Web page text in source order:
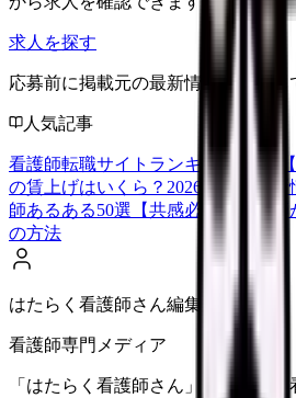
求人を探す
応募前に掲載元の最新情報を確認し
人気記事
看護師転職サイトランキングTOP5【
の賃上げはいくら？2026年度の最
師あるある50選【共感必至】
看護
の方法
はたらく看護師さん編集部
看護師専門メディア
「はたらく看護師さん」編集部は